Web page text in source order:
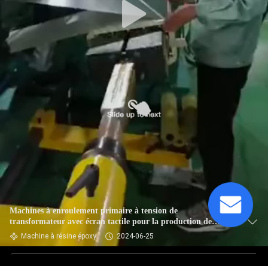
Machines à enroulement primaire à tension de
transformateur avec écran tactile pour la production de
transformateurs
Machine à résine époxy 2024-06-25